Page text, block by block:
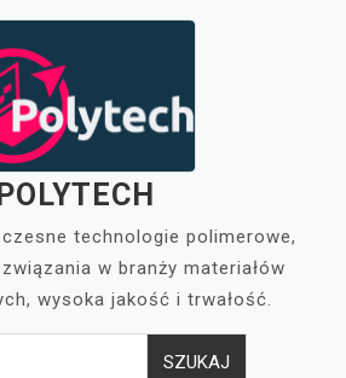
POLYTECH
technologie polimerowe,
w branży materiałów
wysoka jakość i trwałość.